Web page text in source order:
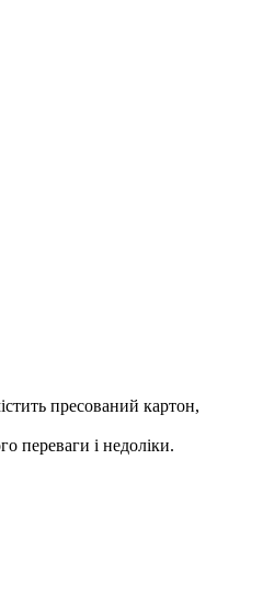
пресований картон,
переваги і недоліки.